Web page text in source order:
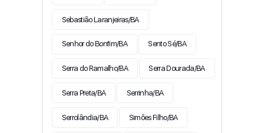
Sebastião Laranjeiras/BA
Senhor do Bonfim/BA Sento Sé/BA
Serra do Ramalho/BA Serra Dourada/BA
Serra Preta/BA Serrinha/BA
Serrolândia/BA Simões Filho/BA